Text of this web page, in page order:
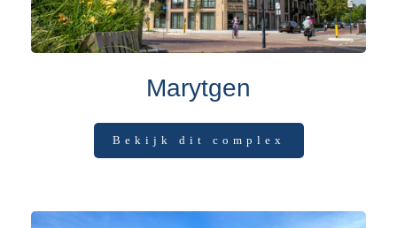
Marytgen
Bekijk dit complex